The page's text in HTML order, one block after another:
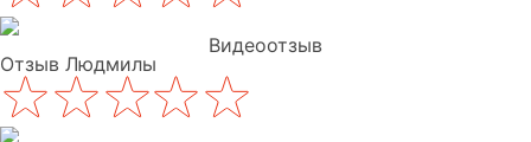
Видеоотзыв
Отзыв Людмилы